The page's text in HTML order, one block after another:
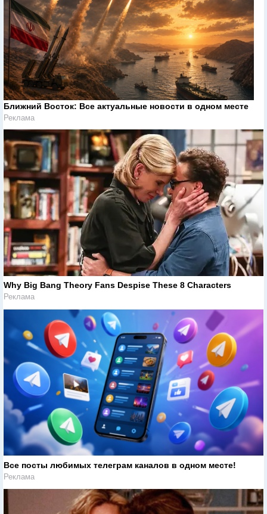
Ближний Восток: Все актуальные новости в одном месте
Реклама
Why Big Bang Theory Fans Despise These 8 Characters
Реклама
Все посты любимых телеграм каналов в одном месте!
Реклама